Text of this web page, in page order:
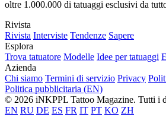
oltre 1.000.000 di tatuaggi esclusivi da
Rivista
Rivista Interviste Tendenze Sapere
Esplora
Trova tatuatore Modelle Idee per tatuaggi
Azienda
Chi siamo Termini di servizio Privacy
Politica pubblicitaria (EN)
© 2026 iNKPPL Tattoo Magazine. Tutti i
EN RU DE ES FR IT PT KO ZH